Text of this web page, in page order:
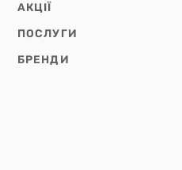
АКЦІЇ
ПОСЛУГИ
БРЕНДИ